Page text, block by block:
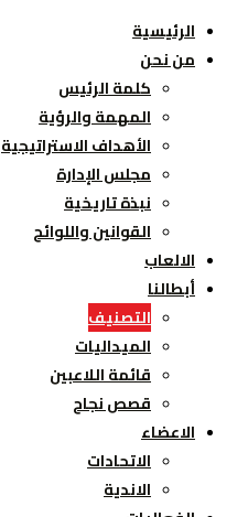
الرئيسية
من نحن
كلمة الرئيس
المهمة والرؤية
الأهداف الاستراتيجية
مجلس الإدارة
نبذة تاريخية
القوانين واللوائح
الالعاب
أبطالنا
التصنيف
الميداليات
قائمة اللاعبين
قصص نجاح
الاعضاء
الاتحادات
الاندية